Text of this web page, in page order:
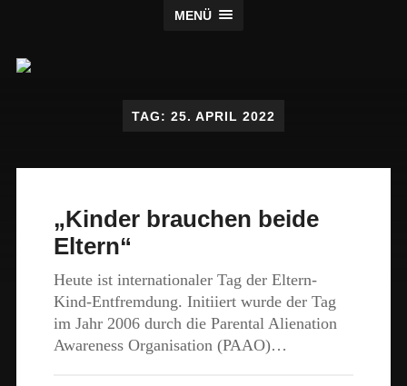
MENÜ
Verlag
TAG: 25. APRIL 2022
„Kinder brauchen beide
Eltern“
Heute ist internationaler Tag der Eltern-
Kind-Entfremdung. Initiiert wurde der Tag
im Jahr 2006 durch die Parental Alienation
Awareness Organisation (PAAO)…